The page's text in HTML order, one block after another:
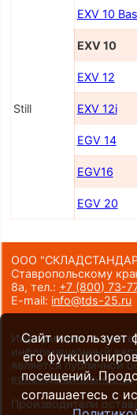
Still
EXV 10
EXV 10
EXV 12
EXV 12i
EGV 14
EGV16
EGV 20
ООО
Ставропольскому
8а,тел.: +7 (800) 73-
E-mail: info@tds-25.ru
Информация на
информационный
является публичной
конфиденциальности.
Производители
Сайт использует
его
посещений.
соглашаетесь с